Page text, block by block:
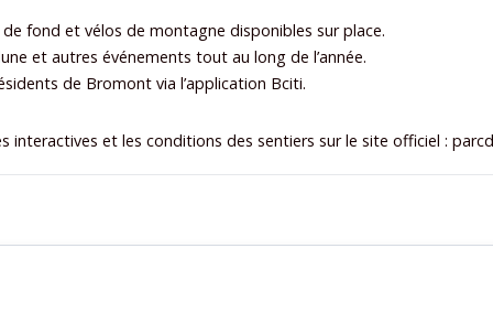
fond et vélos de montagne disponibles sur place.
et autres événements tout au long de l’année.
de Bromont via l’application Bciti.
interactives et les conditions des sentiers sur le site officiel :